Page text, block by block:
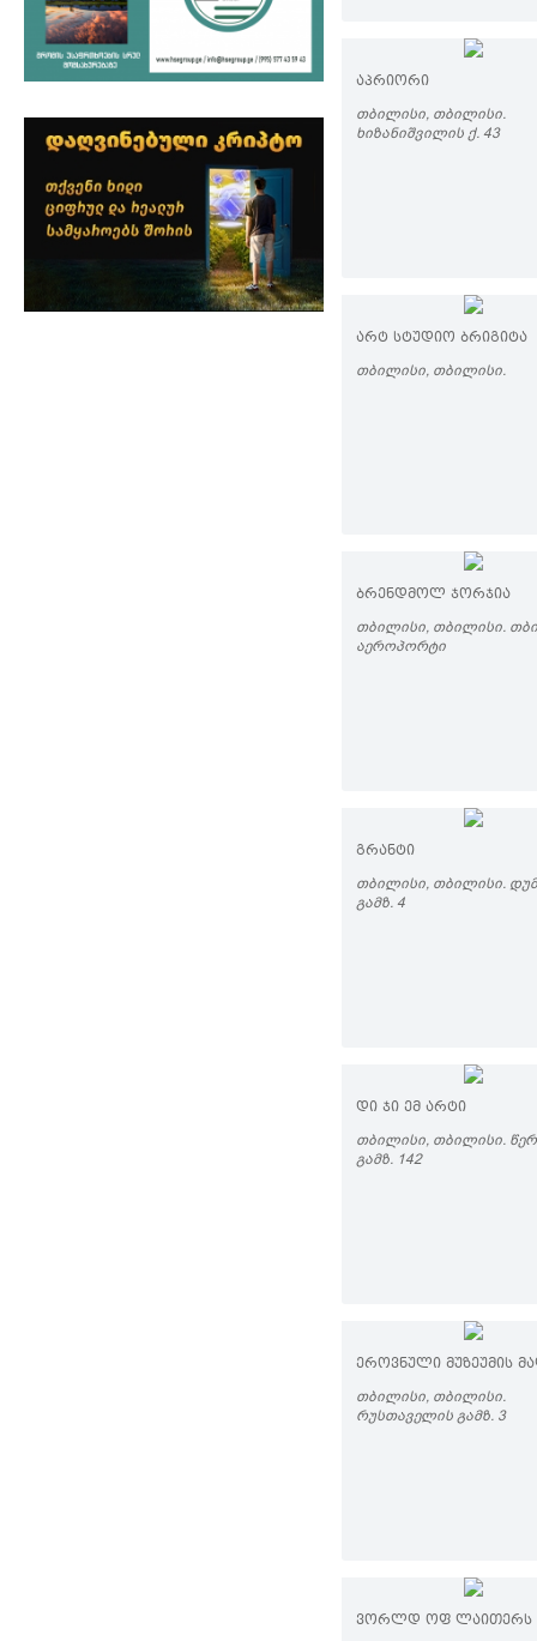
ᲐᲞᲠᲘᲝᲠᲘ
ᲗᲑᲘᲚᲘᲡᲘ, ᲗᲑᲘᲚᲘᲡᲘ.
ᲮᲘᲖᲐᲜᲘᲨᲕᲘᲚᲘᲡ Ქ. 43
ᲐᲠᲢ ᲡᲢᲣᲓᲘᲝ ᲑᲠᲘᲒᲘᲢᲐ
ᲗᲑᲘᲚᲘᲡᲘ, ᲗᲑᲘᲚᲘᲡᲘ.
ᲑᲠᲔᲜᲓᲛᲝᲚ ᲯᲝᲠᲯᲘᲐ
ᲗᲑᲘᲚᲘᲡᲘ, ᲗᲑᲘᲚᲘᲡᲘ.
ᲐᲔᲠᲝᲞᲝᲠᲢᲘ
ᲒᲠᲐᲜᲢᲘ
ᲗᲑᲘᲚᲘᲡᲘ, ᲗᲑᲘᲚᲘᲡᲘ.
ᲒᲐᲛᲖ. 4
ᲓᲘ ᲯᲘ ᲔᲛ ᲐᲠᲢᲘ
ᲗᲑᲘᲚᲘᲡᲘ, ᲗᲑᲘᲚᲘᲡᲘ.
ᲒᲐᲛᲖ. 142
ᲔᲠᲝᲕᲜᲣᲚᲘ ᲛᲣᲖᲔᲣᲛᲘᲡ
ᲗᲑᲘᲚᲘᲡᲘ, ᲗᲑᲘᲚᲘᲡᲘ.
ᲠᲣᲡᲗᲐᲕᲔᲚᲘᲡ ᲒᲐᲛᲖ. 3
ᲕᲝᲠᲚᲓ ᲝᲤ ᲚᲐᲘᲗᲔᲠᲡ